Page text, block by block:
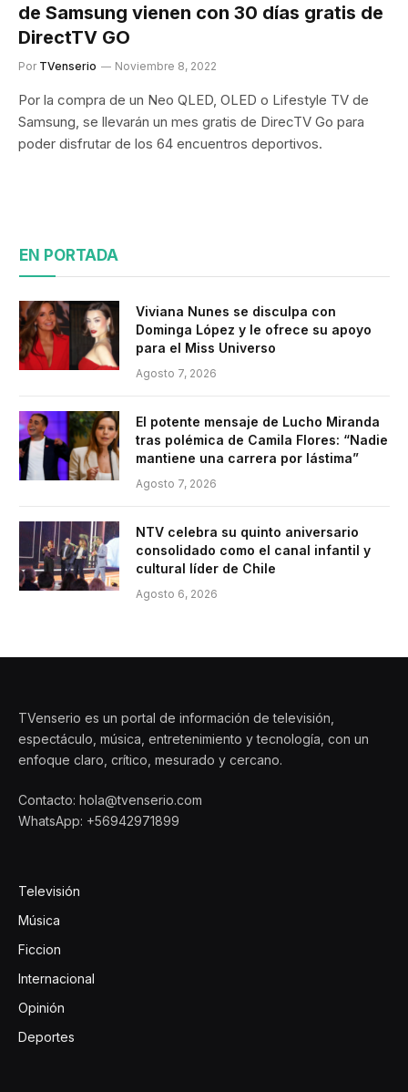
de Samsung vienen con 30 días gratis de
DirectTV GO
Por TVenserio Noviembre 8, 2022
Por la compra de un Neo QLED, OLED o Lifestyle TV de
Samsung, se llevarán un mes gratis de DirecTV Go para
poder disfrutar de los 64 encuentros deportivos.
EN PORTADA
Viviana Nunes se disculpa con
Dominga López y le ofrece su apoyo
para el Miss Universo
Agosto 7, 2026
El potente mensaje de Lucho Miranda
tras polémica de Camila Flores: “Nadie
mantiene una carrera por lástima”
Agosto 7, 2026
NTV celebra su quinto aniversario
consolidado como el canal infantil y
cultural líder de Chile
Agosto 6, 2026
TVenserio es un portal de información de televisión,
espectáculo, música, entretenimiento y tecnología, con un
enfoque claro, crítico, mesurado y cercano.
Contacto: hola@tvenserio.com
WhatsApp: +56942971899
Televisión
Música
Ficcion
Internacional
Opinión
Deportes